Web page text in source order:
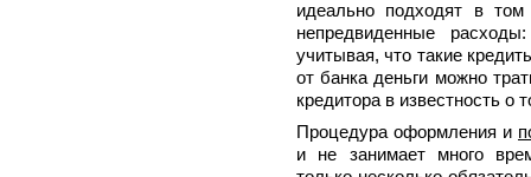
идеально подходят в
непредвиденные
учитывая, что такие
от банка деньги можно
кредитора в известность о
Процедура оформления и
и не занимает много